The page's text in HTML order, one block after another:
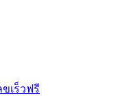
เร็วฟรี